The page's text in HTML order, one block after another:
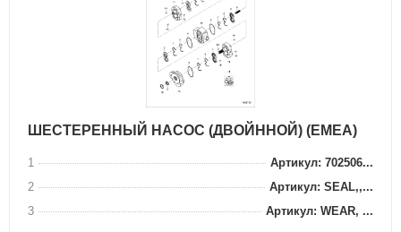
ШЕСТЕРЕННЫЙ НАСОС (ДВОЙННОЙ) (EMEA)
1
Артикул: 702506...
2
Артикул: SEAL,,...
3
Артикул: WEAR, ...